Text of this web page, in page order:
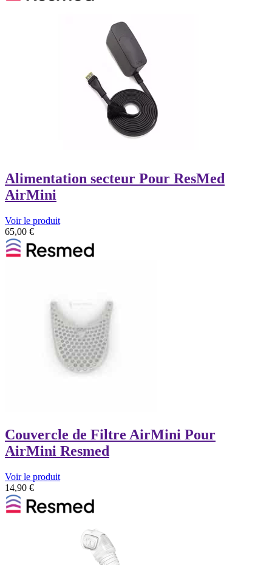
Alimentation secteur Pour ResMed
AirMini
Voir le produit
65,00 €
Couvercle de Filtre AirMini Pour
AirMini Resmed
Voir le produit
14,90 €